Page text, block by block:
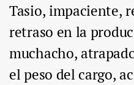
Tasio, impaciente,
retraso en la
muchacho,
el peso del cargo,